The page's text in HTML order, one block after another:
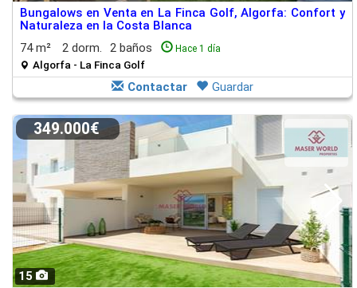
Bungalows en Venta en La Finca Golf, Algorfa: Confort y
Naturaleza en la Costa Blanca
74 m²
2 dorm. 2 baños Hace 1 día
Algorfa - La Finca Golf
Contactar Guardar
15
349.000€